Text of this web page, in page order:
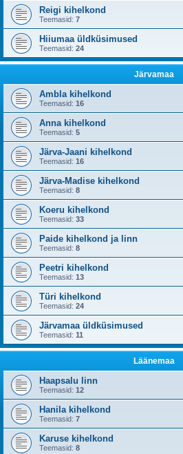
Reigi kihelkond
Teemasid: 7
Hiiumaa üldküsimused
Teemasid: 24
Järvamaa
Ambla kihelkond
Teemasid: 16
Anna kihelkond
Teemasid: 5
Järva-Jaani kihelkond
Teemasid: 16
Järva-Madise kihelkond
Teemasid: 8
Koeru kihelkond
Teemasid: 33
Paide kihelkond ja linn
Teemasid: 8
Peetri kihelkond
Teemasid: 13
Türi kihelkond
Teemasid: 24
Järvamaa üldküsimused
Teemasid: 11
Läänemaa
Haapsalu linn
Teemasid: 12
Hanila kihelkond
Teemasid: 7
Karuse kihelkond
Teemasid: 8